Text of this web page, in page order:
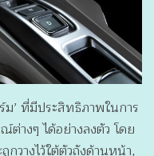
’ ที่มีประสิทธิภาพในการ
ต่างๆ ได้อย่างลงตัว โดย
วางไว้ใต้ตัวถังด้านหน้า,